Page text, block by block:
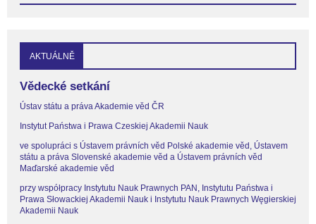
AKTUÁLNĚ
Vědecké setkání
Ústav státu a práva Akademie věd ČR
Instytut Państwa i Prawa Czeskiej Akademii Nauk
ve spolupráci s Ústavem právních věd Polské akademie věd, Ústavem
státu a práva Slovenské akademie věd a Ústavem právních věd
Maďarské akademie věd
przy współpracy Instytutu Nauk Prawnych PAN, Instytutu Państwa i
Prawa Słowackiej Akademii Nauk i Instytutu Nauk Prawnych Węgierskiej
Akademii Nauk